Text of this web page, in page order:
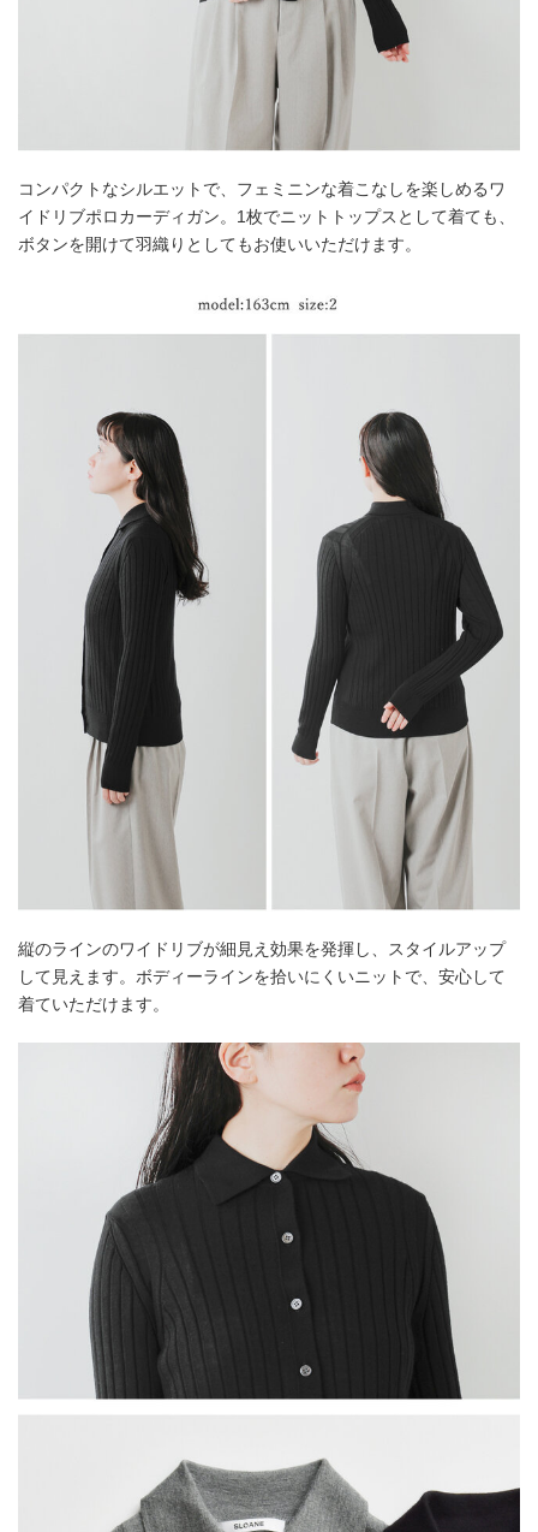
コンパクトなシルエットで、フェミニンな着こなしを楽しめるワ
イドリブポロカーディガン。1枚でニットトップスとして着ても、
ボタンを開けて羽織りとしてもお使いいただけます。
縦のラインのワイドリブが細見え効果を発揮し、スタイルアップ
して見えます。ボディーラインを拾いにくいニットで、安心して
着ていただけます。